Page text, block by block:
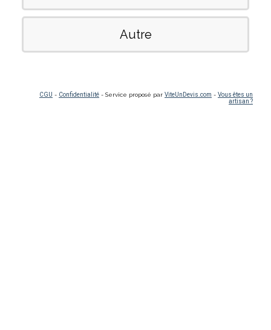
Autre
CGU - Confidentialité - Service proposé par ViteUnDevis.com - Vous êtes un
artisan ?